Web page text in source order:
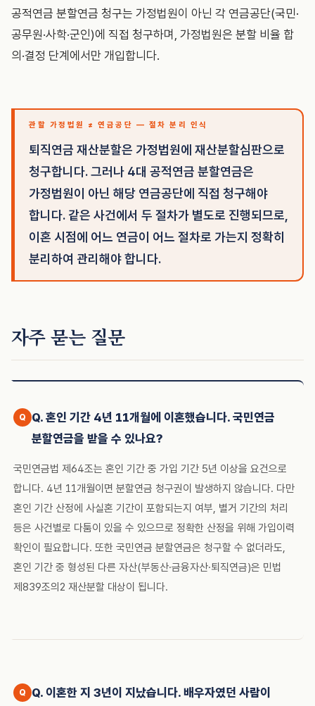
공적연금 분할연금 청구는 가정법원이 아닌 각 연금공단(국민·
공무원·사학·군인)에 직접 청구하며, 가정법원은 분할 비율 합
의·결정 단계에서만 개입합니다.
관할 가정법원 ≠ 연금공단 — 절차 분리 인식
퇴직연금 재산분할은 가정법원에 재산분할심판으로
청구합니다. 그러나 4대 공적연금 분할연금은
가정법원이 아닌 해당 연금공단에 직접 청구해야
합니다. 같은 사건에서 두 절차가 별도로 진행되므로,
이혼 시점에 어느 연금이 어느 절차로 가는지 정확히
분리하여 관리해야 합니다.
자주 묻는 질문
Q. 혼인 기간 4년 11개월에 이혼했습니다. 국민연금
분할연금을 받을 수 있나요?
국민연금법 제64조는 혼인 기간 중 가입 기간 5년 이상을 요건으로
합니다. 4년 11개월이면 분할연금 청구권이 발생하지 않습니다. 다만
혼인 기간 산정에 사실혼 기간이 포함되는지 여부, 별거 기간의 처리
등은 사건별로 다툼이 있을 수 있으므로 정확한 산정을 위해 가입이력
확인이 필요합니다. 또한 국민연금 분할연금은 청구할 수 없더라도,
혼인 기간 중 형성된 다른 자산(부동산·금융자산·퇴직연금)은 민법
제839조의2 재산분할 대상이 됩니다.
Q. 이혼한 지 3년이 지났습니다. 배우자였던 사람이